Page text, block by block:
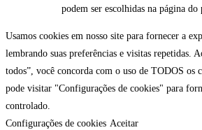
podem ser escolhidas na página do
Usamos cookies em nosso site para fornecer a
lembrando suas preferências e visitas repetidas.
todos”, você concorda com o uso de TODOS os
pode visitar "Configurações de cookies" para
controlado.
Configurações de cookies Aceitar